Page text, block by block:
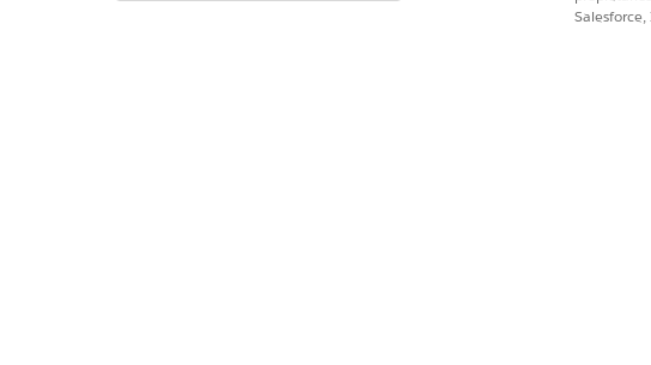
Para familiarizarse rápidamente con los